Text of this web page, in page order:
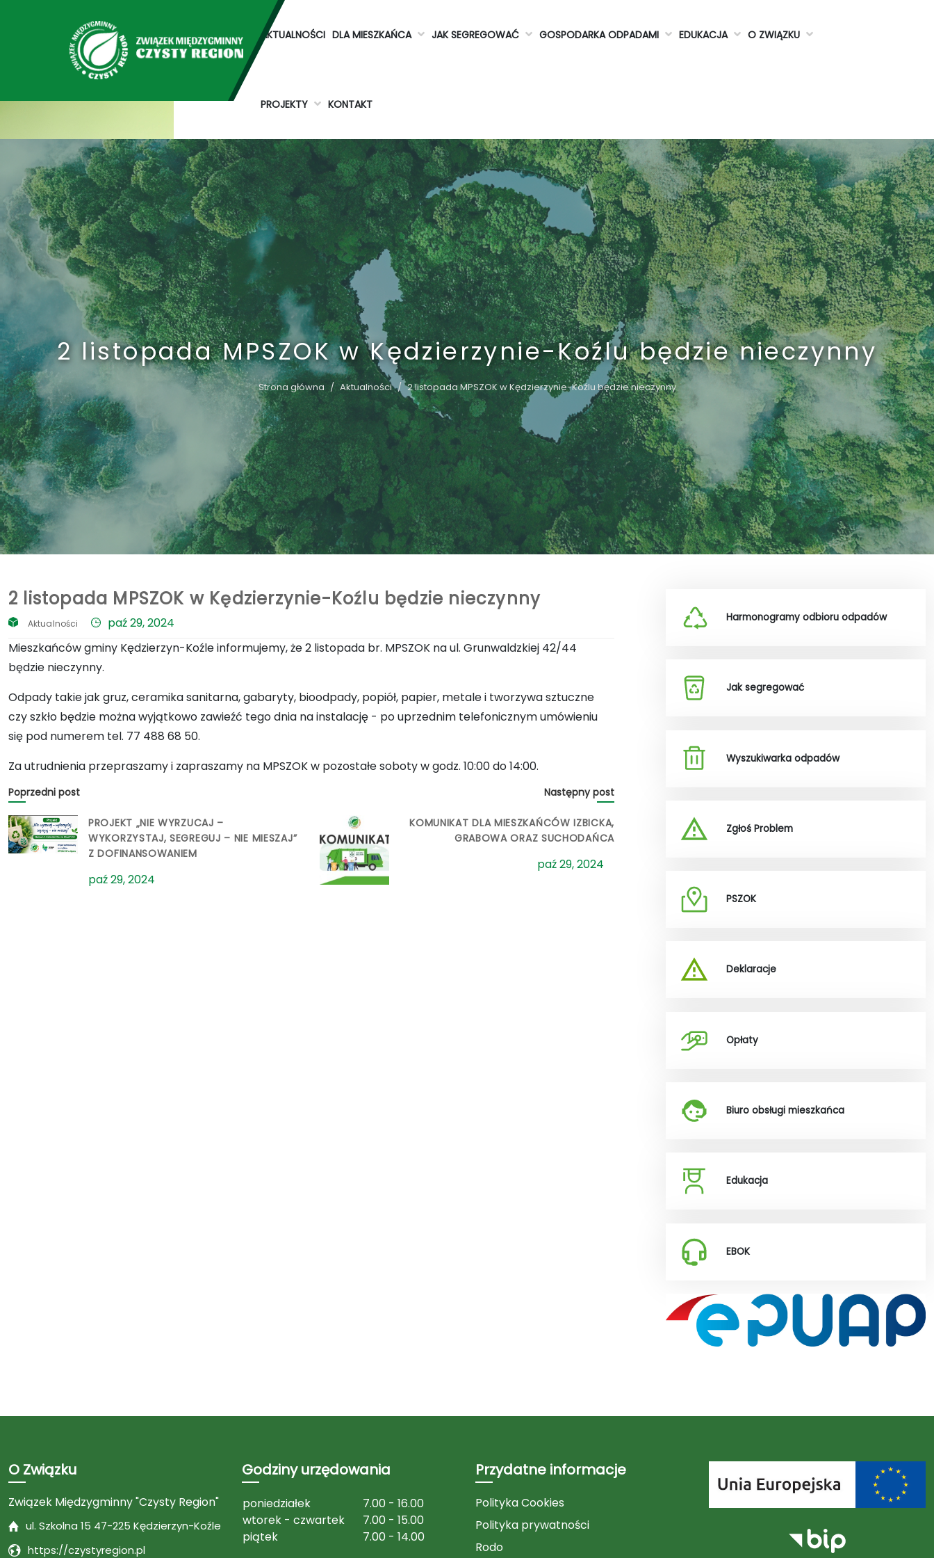
AKTUALNOŚCI DLA MIESZKAŃCA JAK SEGREGOWAĆ GOSPODARKA ODPADAMI EDUKACJA O ZWIĄZKU
PROJEKTY KONTAKT
2 listopada MPSZOK w Kędzierzynie-Koźlu będzie nieczynny
Strona główna Aktualności 2 listopada MPSZOK w Kędzierzynie-Koźlu będzie nieczynny
2 listopada MPSZOK w Kędzierzynie-Koźlu będzie nieczynny
Aktualności
paź 29, 2024
Mieszkańców gminy Kędzierzyn-Koźle informujemy, że 2 listopada br. MPSZOK na ul. Grunwaldzkiej 42/44
będzie nieczynny.
Odpady takie jak gruz, ceramika sanitarna, gabaryty, bioodpady, popiół, papier, metale i tworzywa sztuczne
czy szkło będzie można wyjątkowo zawieźć tego dnia na instalację - po uprzednim telefonicznym umówieniu
się pod numerem tel. 77 488 68 50.
Za utrudnienia przepraszamy i zapraszamy na MPSZOK w pozostałe soboty w godz. 10:00 do 14:00.
Poprzedni post
PROJEKT „NIE WYRZUCAJ –
WYKORZYSTAJ, SEGREGUJ – NIE MIESZAJ”
Z DOFINANSOWANIEM
paź 29, 2024
Następny post
KOMUNIKAT DLA MIESZKAŃCÓW IZBICKA,
GRABOWA ORAZ SUCHODAŃCA
paź 29, 2024
Harmonogramy odbioru odpadów
Jak segregować
Wyszukiwarka odpadów
Zgłoś Problem
PSZOK
Deklaracje
Opłaty
Biuro obsługi mieszkańca
Edukacja
EBOK
O Związku
Związek Międzygminny "Czysty Region"
ul. Szkolna 15 47-225 Kędzierzyn-Koźle
https://czystyregion.pl
Godziny urzędowania
poniedziałek
7.00 - 16.00
wtorek - czwartek
7.00 - 15.00
piątek
7.00 - 14.00
Przydatne informacje
Polityka Cookies
Polityka prywatności
Rodo